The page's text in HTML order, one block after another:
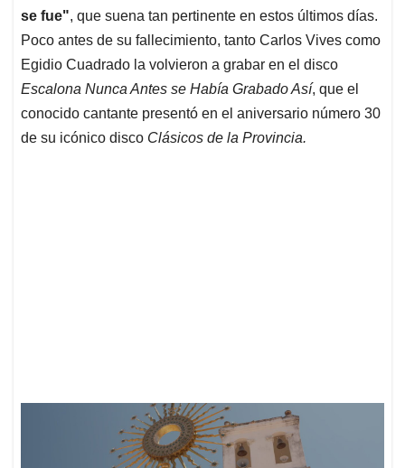
se fue", que suena tan pertinente en estos últimos días.
Poco antes de su fallecimiento, tanto Carlos Vives como
Egidio Cuadrado la volvieron a grabar en el disco
Escalona Nunca Antes se Había Grabado Así, que el
conocido cantante presentó en el aniversario número 30
de su icónico disco Clásicos de la Provincia.